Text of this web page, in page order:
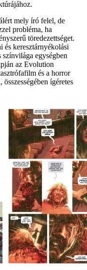
mely író felel, de
probléma, ha
töredezettséget.
és keresztárnyékolási
egységben
az Evolution
és a horror
ígéretes